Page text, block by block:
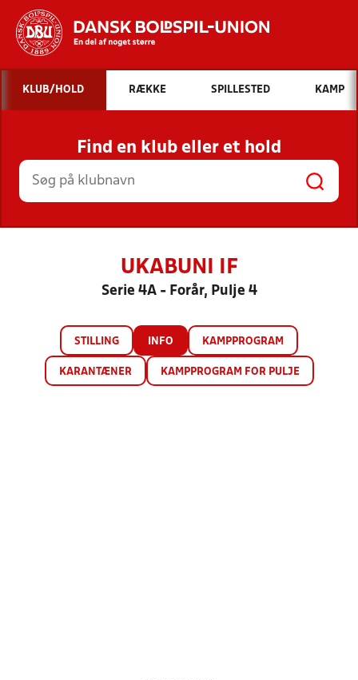
Hvad vil du søge efter?
INDHOLD OG NYHEDER
STILLINGER, RESULTATER, KLUBBER OG
HOLD
KLUB/HOLD RÆKKE SPILLESTED KAMP
Find en klub eller et hold
UKABUNI IF
Serie 4A - Forår, Pulje 4
STILLING INFO KAMPPROGRAM
KARANTÆNER KAMPPROGRAM FOR PULJE